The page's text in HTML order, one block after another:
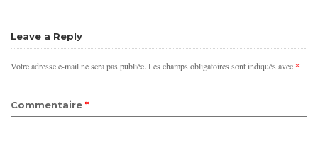
Leave a Reply
Votre adresse e-mail ne sera pas publiée. Les champs obligatoires sont indiqués avec *
Commentaire *